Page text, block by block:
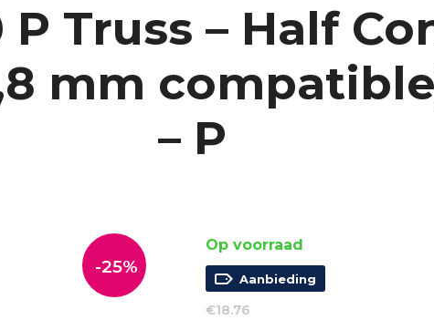
P Truss – Half
mm
– P
-25%
Op voorraad
Aanbieding
€18.76